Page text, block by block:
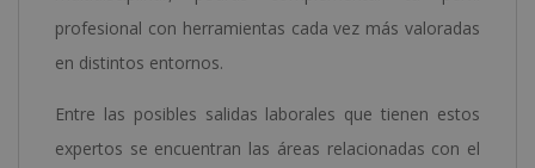
profesional con herramientas cada vez más valoradas
en distintos entornos.
Entre las posibles salidas laborales que tienen estos
expertos se encuentran las áreas relacionadas con el